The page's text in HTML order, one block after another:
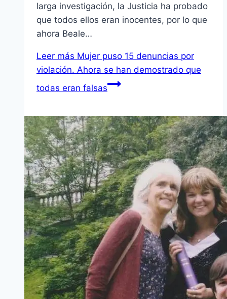
larga investigación, la Justicia ha probado
que todos ellos eran inocentes, por lo que
ahora Beale…
Leer más Mujer puso 15 denuncias por
violación. Ahora se han demostrado que
todas eran falsas